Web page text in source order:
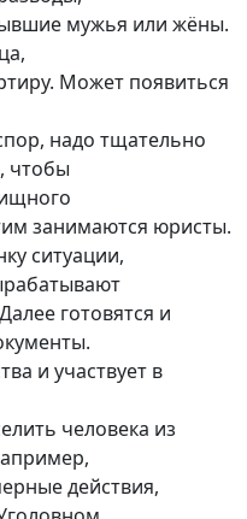
мужья или жёны.
Может появиться
надо тщательно
чтобы
занимаются юристы.
ситуации,
готовятся и
и участвует в
человека из
действия,